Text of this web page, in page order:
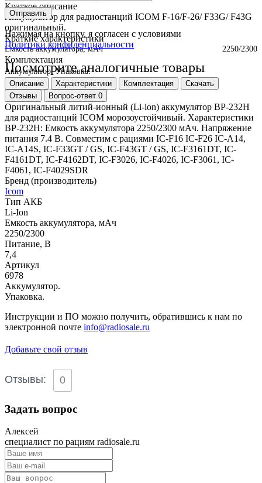
Отправить
Нажимая на кнопку, я согласен с условиями
Политики конфиденциальности
Посмотрите аналогичные товары
Краткое описание
Аккумулятор для радиостанций ICOM F-16/F-26/ F33G/ F43G
оригинальный.
Краткие характеристики
Емкость аккумулятора, мАч 2250/2300
Комплектация
Аккумулятор.Упаковка.
Описание
Характеристики Комплектация
Скачать
Отзывы
Вопрос-ответ 0
Оригинальный литий-ионный (Li-ion) аккумулятор BP-232H
для радиостанций ICOM морозоустойчивый. Характеристики
BP-232H: Емкость аккумулятора 2250/2300 мАч. Напряжение
питания 7.4 В. Совместим с рациями IC-F16 IC-F26 IC-A14,
IC-A14S, IC-F33GT / GS, IC-F43GT / GS, IC-F3161DT, IC-
F4161DT, IC-F4162DT, IC-F3026, IC-F4026, IC-F3061, IC-
F4061, IC-F4029SDR
Бренд (производитель)
Icom
Тип АКБ
Li-Ion
Емкость аккумулятора, мАч
2250/2300
Питание, В
7,4
Артикул
6978
Аккумулятор.
Упаковка.
Инструкции и ПО можно получить, обратившись к нам по
электронной почте info@radiosale.ru
Добавьте свой отзыв
Отзывы: 0
Задать вопрос
Алексей
специалист по рациям radiosale.ru